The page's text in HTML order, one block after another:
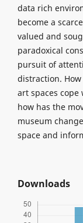
data rich
become a
valued and
paradoxical
pursuit of
distraction.
art spaces
how has the
museum
space and
Downloads